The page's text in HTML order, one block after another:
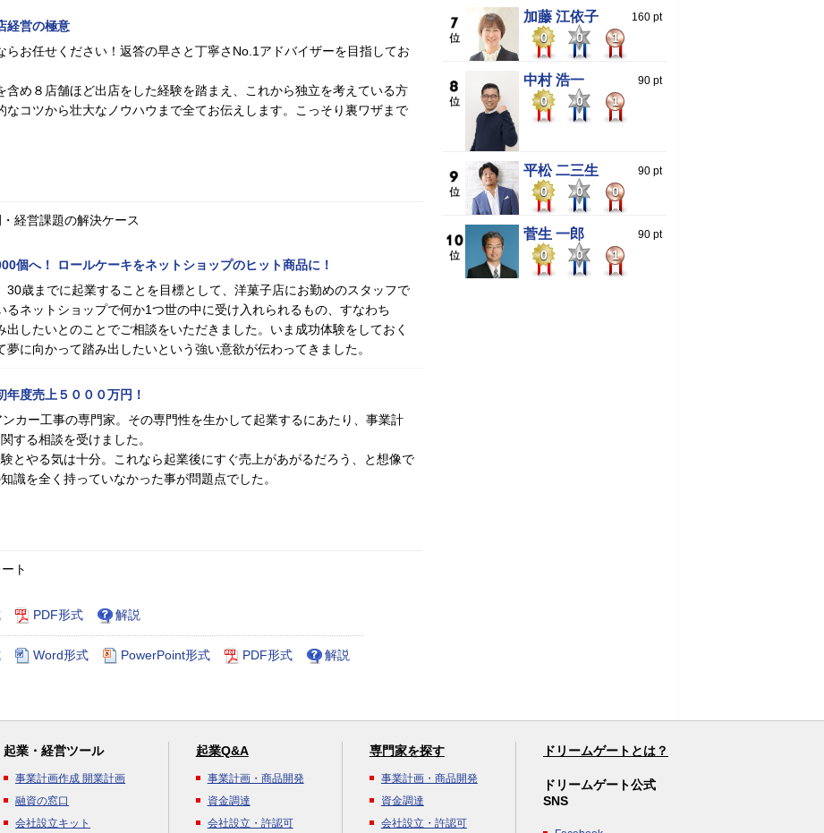
経営の極意
らお任せください！返答の早さと丁寧さNo.1アドバイザーを目指してお
含め８店舗ほど出店をした経験を踏まえ、これから独立を考えている方
なコツから壮大なノウハウまで全てお伝えします。こっそり裏ワザまで
経営課題の解決ケース
個へ！ ロールケーキをネットショップのヒット商品に！
30歳までに起業することを目標として、洋菓子店にお勤めのスタッフで
るネットショップで何か1つ世の中に受け入れられるもの、すなわち
出したいとのことでご相談をいただきました。いま成功体験をしておく
夢に向かって踏み出したいという強い意欲が伝わってきました。
度売上５０００万円！
カー工事の専門家。その専門性を生かして起業するにあたり、事業計
する相談を受けました。
とやる気は十分。これなら起業後にすぐ売上があがるだろう、と想像で
識を全く持っていなかった事が問題点でした。
ト
PDF形式 解説
Word形式 PowerPoint形式 PDF形式 解説
加藤 江依子 160 pt
0 0 1
中村 浩一 90 pt
0 0 1
平松 二三生 90 pt
0 0 0
菅生 一郎 90 pt
0 0 1
起業・経営ツール
事業計画作成 開業計画
融資の窓口
会社設立キット
起業Q&A
事業計画・商品開発
資金調達
会社設立・許認可
専門家を探す
事業計画・商品開発
資金調達
会社設立・許認可
ドリームゲートとは？
ドリームゲート公式
SNS